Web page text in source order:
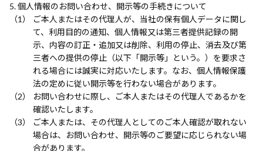
個人情報のお問い合わせ、開示等の手続きについて
ご本人またはその代理人が、当社の保有個人データに関し
て、利用目的の通知、個人情報又は第三者提供記録の開
示、内容の訂正・追加又は削除、利用の停止、消去及び第
三者への提供の停止（以下「開示等」という。）を要求さ
れる場合には誠実に対応いたします。なお、個人情報保護
法の定めに従い開示等を行わない場合があります。
お問い合わせに際し、ご本人またはその代理人であるかを
確認いたします。
ご本人または、その代理人としてのご本人確認が取れない
場合は、お問い合わせ、開示等のご要望に応じられない場
合があります。